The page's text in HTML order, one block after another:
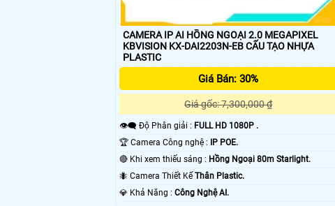
CAMERA IP AI HỒNG NGOẠI 2.0 MEGAPIXEL
KBVISION KX-DAI2203N-EB CẤU TẠO NHỰA
PLASTIC
Giá Bán: 30%
Giá gốc: 7,300,000 ₫
👁️‍🗨 Độ Phân giải : FULL HD 1080P .
🏆 Camera Công nghệ : IP POE.
🔴 Khi xem thiếu sáng : Hồng Ngoại 80m Starlight.
🐜 Camera Thiết KếThân Plastic.
️💎 Khả Năng : Công Nghệ AI.